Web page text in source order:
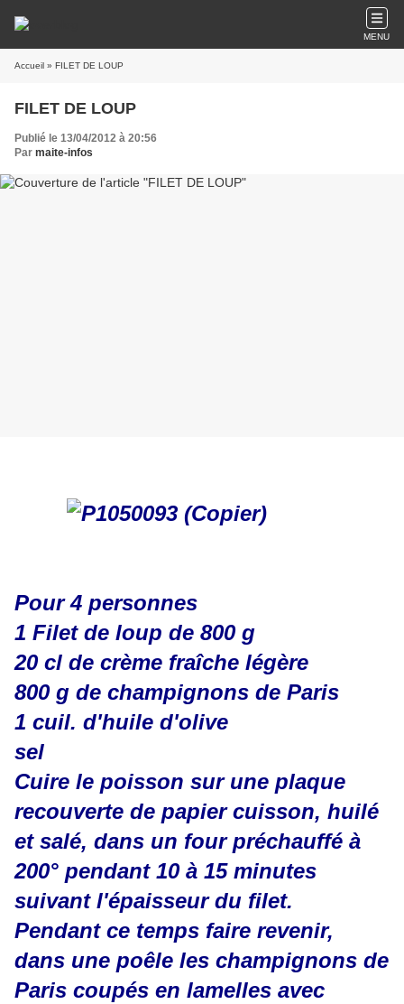
MENU
Accueil » FILET DE LOUP
FILET DE LOUP
Publié le 13/04/2012 à 20:56
Par maite-infos
Pour 4 personnes
1 Filet de loup de 800 g
20 cl de crème fraîche légère
800 g de champignons de Paris
1 cuil. d'huile d'olive
sel
Cuire le poisson sur une plaque
recouverte de papier cuisson, huilé
et salé, dans un four préchauffé à
200° pendant 10 à 15 minutes
suivant l'épaisseur du filet.
Pendant ce temps faire revenir,
dans une poêle les champignons de
Paris coupés en lamelles avec